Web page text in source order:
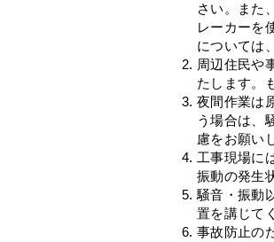
さい。また
レーカーを
については
周辺住民や
たします。
夜間作業は
う場合は、
慮をお願い
工事現場に
振動の発生
騒音・振動
置を講じて
事故防止の